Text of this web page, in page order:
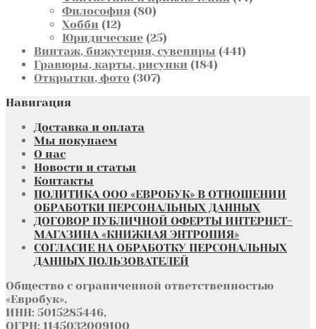
Философия 8080
Хобби 1212
товаров
Юридические 2525
товаров
Винтаж, бижутерия, сувениры 441441
Гравюры, карты, рисунки 184184
Открытки, фото 307307
Навигация
Доставка и оплата
Мы покупаем
О нас
Новости и статьи
Контакты
ПОЛИТИКА ООО «ЕВРОБУК» В ОТНОШЕНИИ
ОБРАБОТКИ ПЕРСОНАЛЬНЫХ ДАННЫХ
ДОГОВОР ПУБЛИЧНОЙ ОФЕРТЫ ИНТЕРНЕТ-
МАГАЗИНА «КНИЖНАЯ ЭНТРОПИЯ»
СОГЛАСИЕ НА ОБРАБОТКУ ПЕРСОНАЛЬНЫХ
ДАННЫХ ПОЛЬЗОВАТЕЛЕЙ
Общество с ограниченной ответственностью
«Евробук»,
ИНН: 5015285446,
ОГРН: 1145032009100